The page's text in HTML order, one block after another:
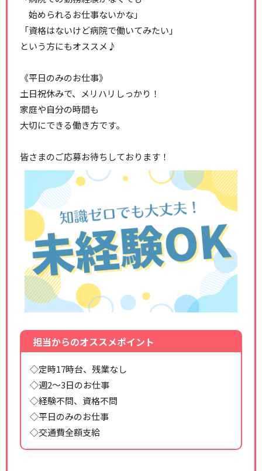
始められるお仕事ないかな」
「資格はないけど病院で働いてみたい」
という方にもオススメ♪
《平日のみのお仕事》
土日祝休みで、メリハリしっかり！
家庭や自分の時間も
大切にできる働き方です。
皆さまのご応募お待ちしております！
担当からのオススメポイント
◇定時17時台、残業なし
◇週2～3日のお仕事
◇経験不問、資格不問
◇平日のみのお仕事
◇交通費全額支給